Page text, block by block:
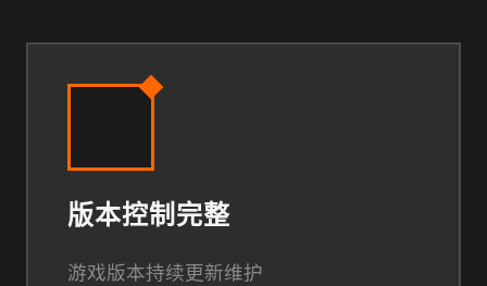
版本控制完整
游戏版本持续更新维护